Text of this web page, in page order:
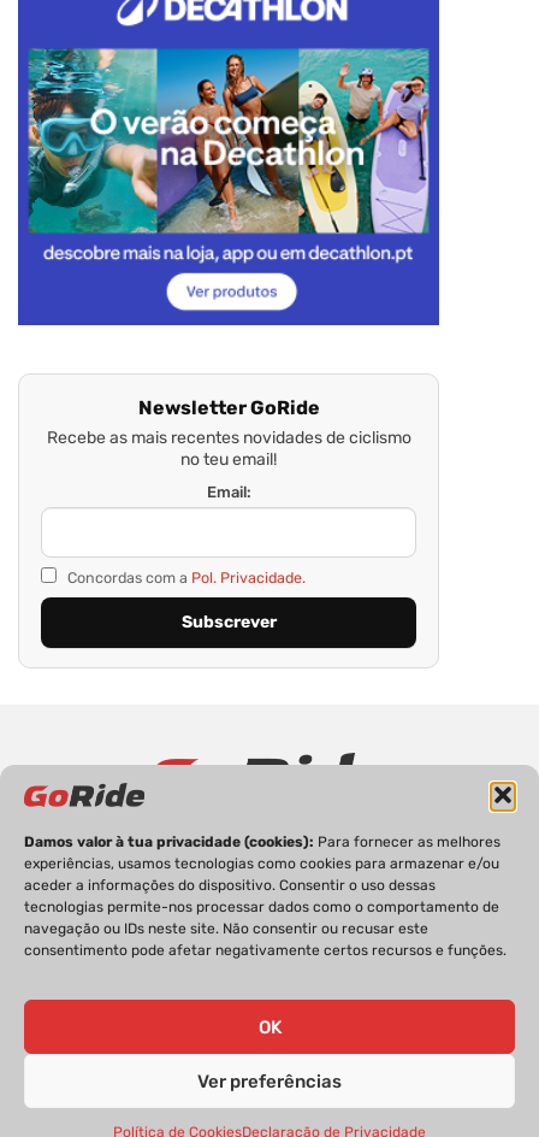
Damos valor à tua privacidade (cookies): Para fornecer as melhores
experiências, usamos tecnologias como cookies para armazenar e/ou
aceder a informações do dispositivo. Consentir o uso dessas
tecnologias permite-nos processar dados como o comportamento de
navegação ou IDs neste site. Não consentir ou recusar este
consentimento pode afetar negativamente certos recursos e funções.
OK
Ver preferências
Política de CookiesDeclaração de Privacidade
Newsletter GoRide
Recebe as mais recentes novidades de ciclismo
no teu email!
Email:
Concordas com a Pol. Privacidade.
PRIVACIDADE FICHA TÉCNICA
ESTATUTO EDITORIAL
POLÍTICA DE COOKIES
CONTACTOS
GoRide 2026 | Todos os direitos reservados.